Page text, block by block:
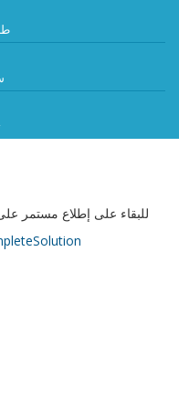
للبقاء على إطلاع مستمر